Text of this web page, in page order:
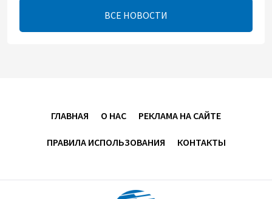
Минфин Азербайджана отчитался о работе,
проделанной в I полугодии
7 августа 2026
PASHA Holding продолжает успешную реализацию
проекта «Fərqindəlik», который был запущен в 2025
ВСЕ НОВОСТИ
ГЛАВНАЯ О НАС РЕКЛАМА НА САЙТЕ
ПРАВИЛА ИСПОЛЬЗОВАНИЯ КОНТАКТЫ